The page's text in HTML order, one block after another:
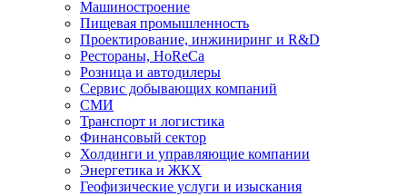
Машиностроение
Пищевая промышленность
Проектирование, инжиниринг и R&D
Рестораны, HoReCa
Розница и автодилеры
Сервис добывающих компаний
СМИ
Транспорт и логистика
Финансовый сектор
Холдинги и управляющие компании
Энергетика и ЖКХ
Геофизические услуги и изыскания